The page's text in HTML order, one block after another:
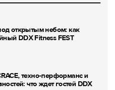
открытым небом: как
DDX Fitness FEST
техно-перформанс и
что ждет гостей DDX